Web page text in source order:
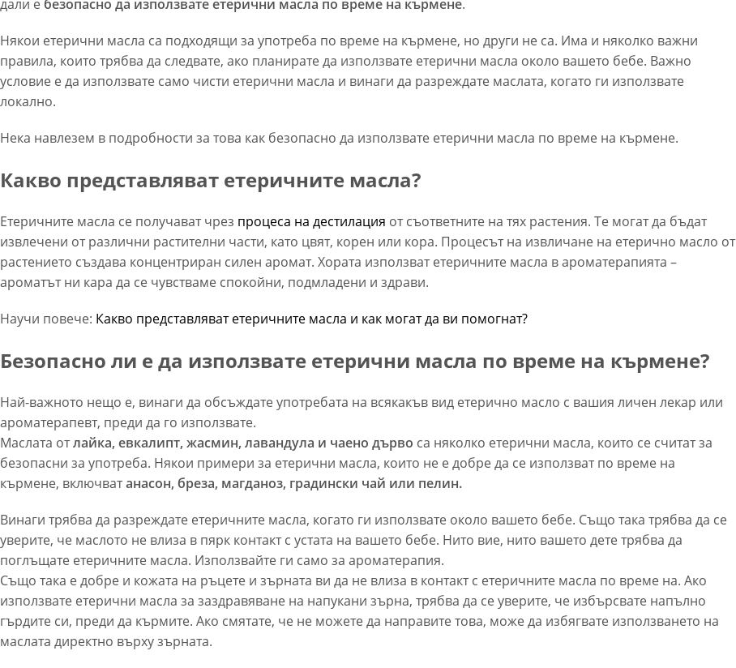
дали ебезопасно да използвате етерични масла по време на кърмене.
Някои етерични масла са подходящи за употреба по време на кърмене, но други не са. Има и няколко важни
правила, които трябва да следвате, ако планирате да използвате етерични масла около вашето бебе. Важно
условие е да използвате само чисти етерични масла и винаги да разреждате маслата, когато ги използвате
локално.
Нека навлезем в подробности за това как безопасно да използвате етерични масла по време на кърмене.
Какво представляват етеричните масла?
Етеричните масла се получават чрез процеса на дестилация от съответните на тях растения. Те могат да бъдат
извлечени от различни растителни части, като цвят, корен или кора. Процесът на извличане на етерично масло от
растението създава концентриран силен аромат. Хората използват етеричните масла в ароматерапията –
ароматът ни кара да се чувстваме спокойни, подмладени и здрави.
Научи повече: Какво представляват етеричните масла и как могат да ви помогнат?
Безопасно ли е да използвате етерични масла по време на кърмене?
Най-важното нещо е, винаги да обсъждате употребата на всякакъв вид етерично масло с вашия личен лекар или
ароматерапевт, преди да го използвате.
Маслата отлайка, евкалипт, жасмин, лавандула и чаено дърво са няколко етерични масла, които се считат за
безопасни за употреба. Някои примери за етерични масла, които не е добре да се използват по време на
кърмене, включватанасон, бреза, магданоз, градински чай или пелин.
Винаги трябва да разреждате етеричните масла, когато ги използвате около вашето бебе. Също така трябва да се
уверите, че маслото не влиза в пярк контакт с устата на вашето бебе. Нито вие, нито вашето дете трябва да
поглъщате етеричните масла. Използвайте ги само за ароматерапия.
Също така е добре и кожата на ръцете и зърната ви да не влиза в контакт с етеричните масла по време на. Ако
използвате етерични масла за заздравяване на напукани зърна, трябва да се уверите, че избърсвате напълно
гърдите си, преди да кърмите. Ако смятате, че не можете да направите това, може да избягвате използването на
маслата директно върху зърната.